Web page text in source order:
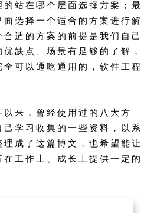
的站在哪个层面选择方案；最
面选择一个适合的方案进行解
适的方案的前提是我们自己
缺点、场景有足够的了解，
可以通吃通用的，软件工程
以来，曾经使用过的八大方
己学习收集的一些资料，以系
成了这篇博文，也希望能让
工作上、成长上提供一定的